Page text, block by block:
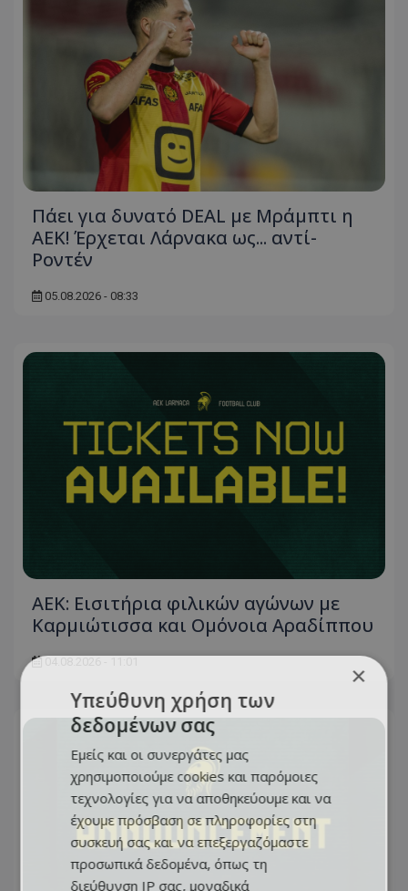
Πάει για δυνατό DEAL με Μράμπτι η
ΑΕΚ! Έρχεται Λάρνακα ως... αντί-
Ροντέν
05.08.2026 - 08:33
ΑΕΚ: Εισιτήρια φιλικών αγώνων με
Καρμιώτισσα και Ομόνοια Αραδίππου
×
Υπεύθυνη χρήση των
δεδομένων σας
Εμείς και οι συνεργάτες μας
χρησιμοποιούμε cookies και παρόμοιες
τεχνολογίες για να αποθηκεύουμε και να
έχουμε πρόσβαση σε πληροφορίες στη
συσκευή σας και να επεξεργαζόμαστε
προσωπικά δεδομένα, όπως τη
διεύθυνση IP σας, μοναδικά